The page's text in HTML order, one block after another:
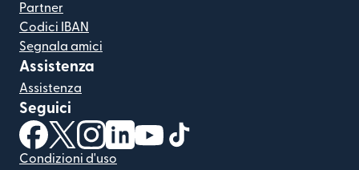
Partner
Codici IBAN
Segnala amici
Assistenza
Assistenza
Seguici
(si apre in una nuova finestra)
(si apre in una nuova finestra)
(si apre in una nuova finestra)
(si apre in una nuova finestra)
(si apre in una nuova finestra)
Condizioni d'uso